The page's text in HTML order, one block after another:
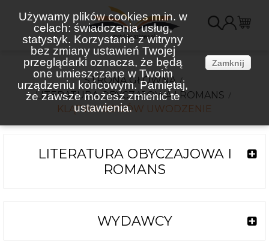
Używamy plików cookies m.in. w
celach: świadczenia usług,
statystyk. Korzystanie z witryny
bez zmiany ustawień Twojej
przeglądarki oznacza, że będą
one umieszczane w Twoim
urządzeniu końcowym. Pamiętaj,
że zawsze możesz zmienić te
ustawienia.
Zamknij
STRONA GŁÓWNA
LITERATURA OBYCZAJOWA I ROMANS
KLĄTWA BOGÓW UWODZENIE
LITERATURA OBYCZAJOWA I
ROMANS
WYDAWCY